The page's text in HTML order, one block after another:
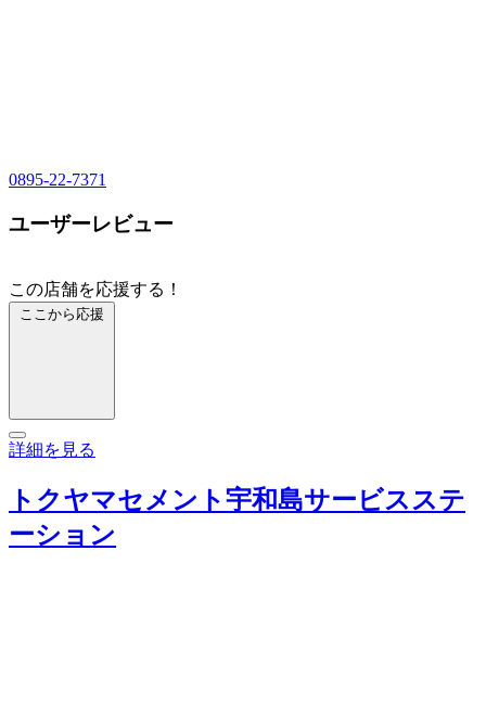
0895-22-7371
ユーザーレビュー
この店舗を応援する！
ここから応援
詳細を見る
トクヤマセメント宇和島サービスステ
ーション